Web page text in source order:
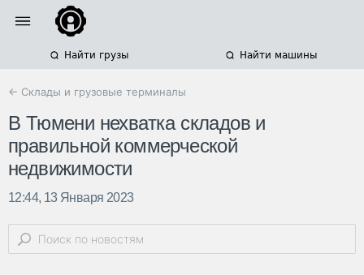
Найти грузы Найти машины
← Склады и грузовые терминалы
В Тюмени нехватка складов и
правильной коммерческой
недвижимости
12:44, 13 Января 2023